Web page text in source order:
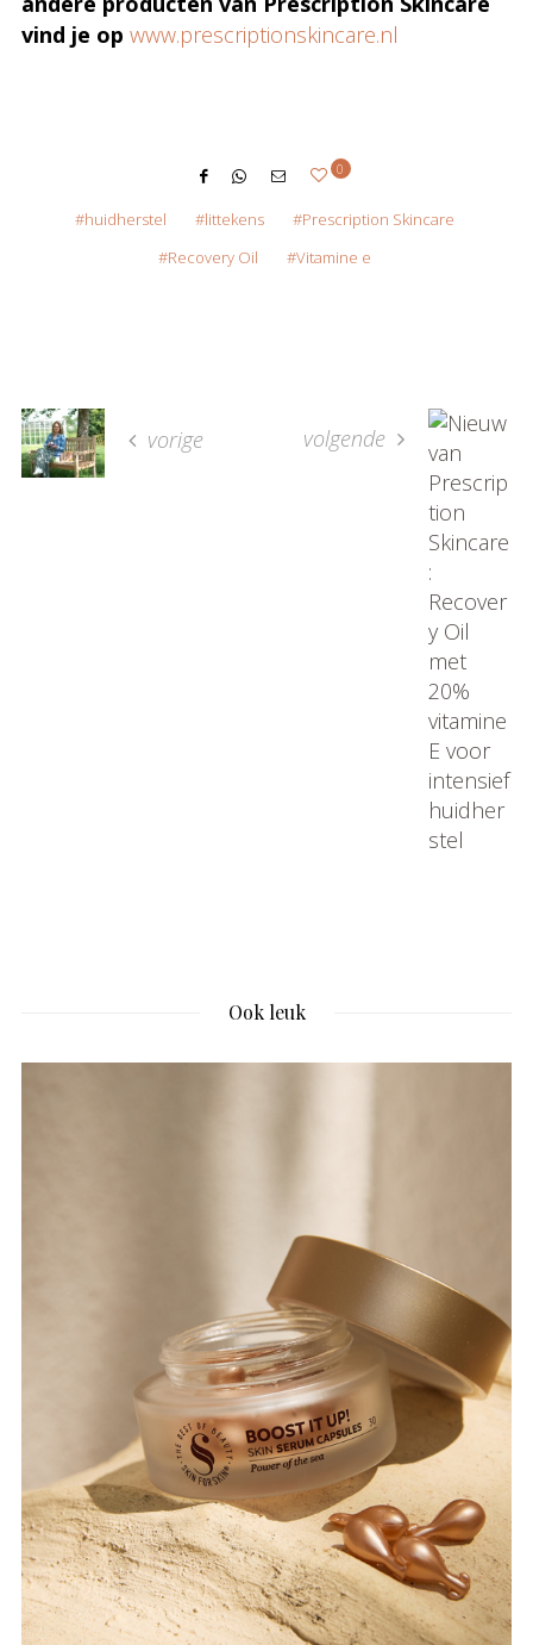
vind je op www.prescriptionskincare.nl
0
huidherstel littekens
Prescription Skincare
Recovery Oil
Vitamine e
vorige volgende
Ook leuk